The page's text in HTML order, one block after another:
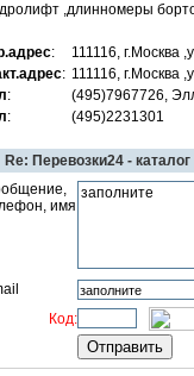
,длинномеры
:
111116, г.Москва
: 111116, г.Москва
:
(495)7967726,
: (495)2231301
Re: Перевозки24 -
имя
Код: